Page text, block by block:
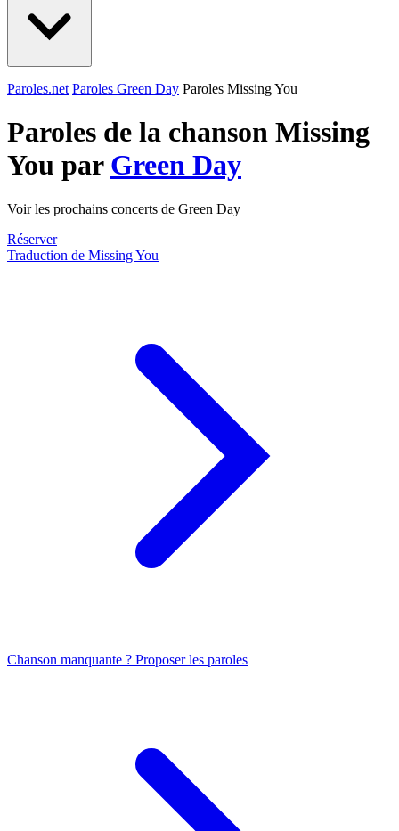
Paroles.net Paroles Green Day Paroles Missing You
Paroles de la chanson Missing
You par Green Day
Voir les prochains concerts de Green Day
Réserver
Traduction de Missing You
Chanson manquante ? Proposer les paroles